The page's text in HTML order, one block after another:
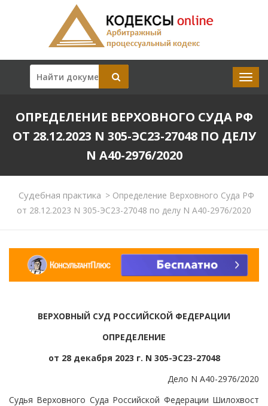
ОПРЕДЕЛЕНИЕ ВЕРХОВНОГО СУДА РФ
ОТ 28.12.2023 N 305-ЭС23-27048 ПО ДЕЛУ
N А40-2976/2020
Судебная практика >Определение Верховного Суда РФ
от 28.12.2023 N 305-ЭС23-27048 по делу N А40-2976/2020
ВЕРХОВНЫЙ СУД РОССИЙСКОЙ ФЕДЕРАЦИИ
ОПРЕДЕЛЕНИЕ
от 28 декабря 2023 г. N 305-ЭС23-27048
Дело N А40-2976/2020
Судья Верховного Суда Российской Федерации Шилохвост